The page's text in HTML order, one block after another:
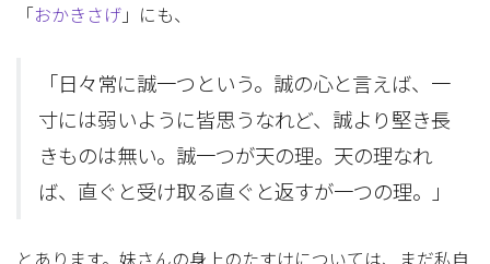
「 おかきさげ 」にも、
「日々常に誠一つという。誠の心と言えば、一
寸には弱いように皆思うなれど、誠より堅き長
きものは無い。誠一つが天の理。天の理なれ
ば、直ぐと受け取る直ぐと返すが一つの理。」